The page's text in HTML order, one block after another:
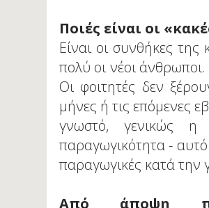
Ποιές είναι οι
Είναι οι συνθήκες
πολύ οι νέοι
Οι φοιτητές δεν
μήνες ή τις επόμενες
γνωστό, γενικώς η
παραγωγικότητα - αυτό
παραγωγικές κατά την
Από άποψη